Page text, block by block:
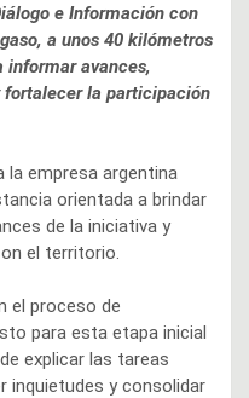
e Información con
a unos 40 kilómetros
informar avances,
fortalecer la participación
la empresa argentina
orientada a brindar
de la iniciativa y
el territorio.
el proceso de
para esta etapa inicial
explicar las tareas
inquietudes y consolidar